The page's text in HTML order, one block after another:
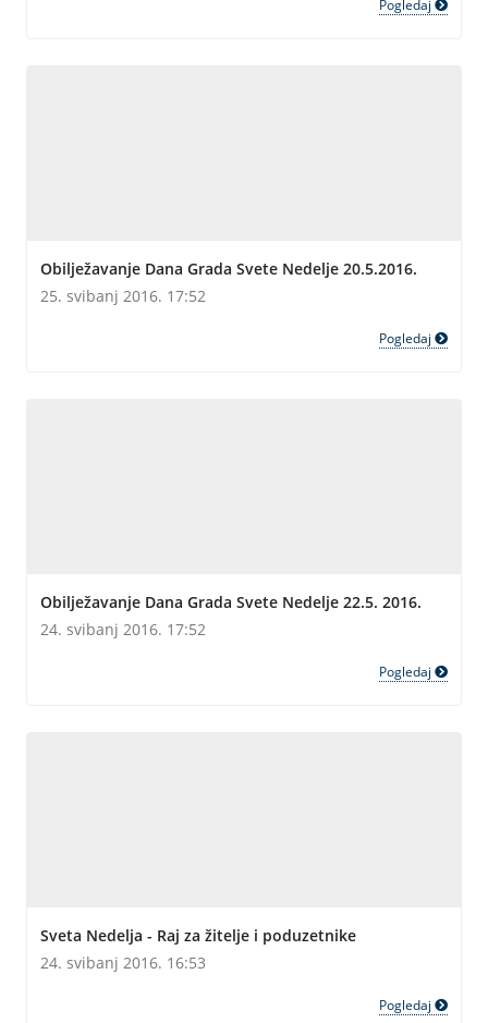
Pogledaj
Obilježavanje Dana Grada Svete Nedelje 20.5.2016.
25. svibanj 2016. 17:52
Pogledaj
Obilježavanje Dana Grada Svete Nedelje 22.5. 2016.
24. svibanj 2016. 17:52
Pogledaj
Sveta Nedelja - Raj za žitelje i poduzetnike
24. svibanj 2016. 16:53
Pogledaj